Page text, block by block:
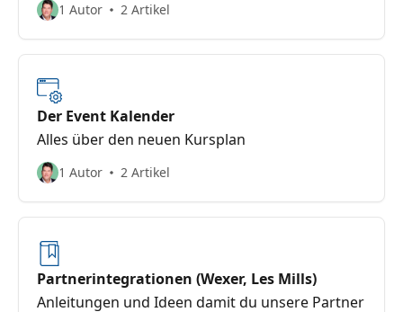
1 Autor 2 Artikel
Der Event Kalender
Alles über den neuen Kursplan
1 Autor 2 Artikel
Partnerintegrationen (Wexer, Les Mills)
Anleitungen und Ideen damit du unsere Partner